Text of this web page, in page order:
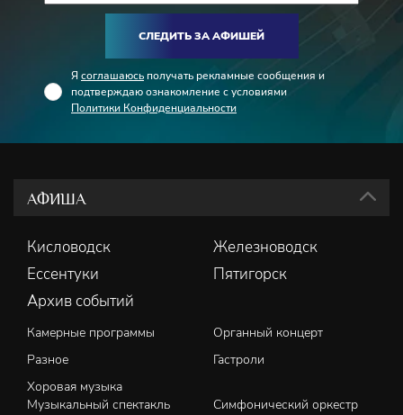
Тищенко.
СЛЕДИТЬ ЗА АФИШЕЙ
Я соглашаюсь получать рекламные сообщения и
подтверждаю ознакомление с условиями
Политики Конфиденциальности
АФИША
Кисловодск
Железноводск
Ессентуки
Пятигорск
Архив событий
Камерные программы
Органный концерт
Разное
Гастроли
Хоровая музыка
Музыкальный спектакль
Симфонический оркестр